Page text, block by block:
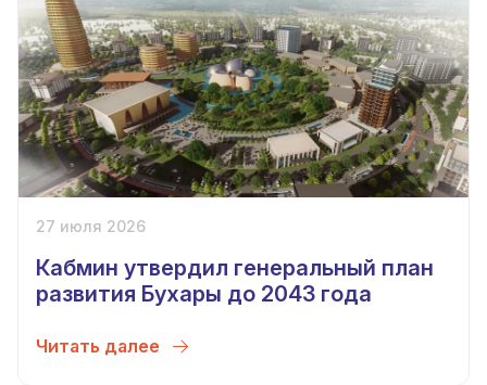
27 июля 2026
Кабмин утвердил генеральный план
развития Бухары до 2043 года
Читать далее